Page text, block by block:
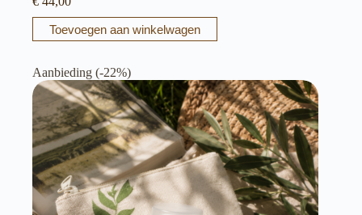
Toevoegen aan winkelwagen
Aanbieding (-22%)